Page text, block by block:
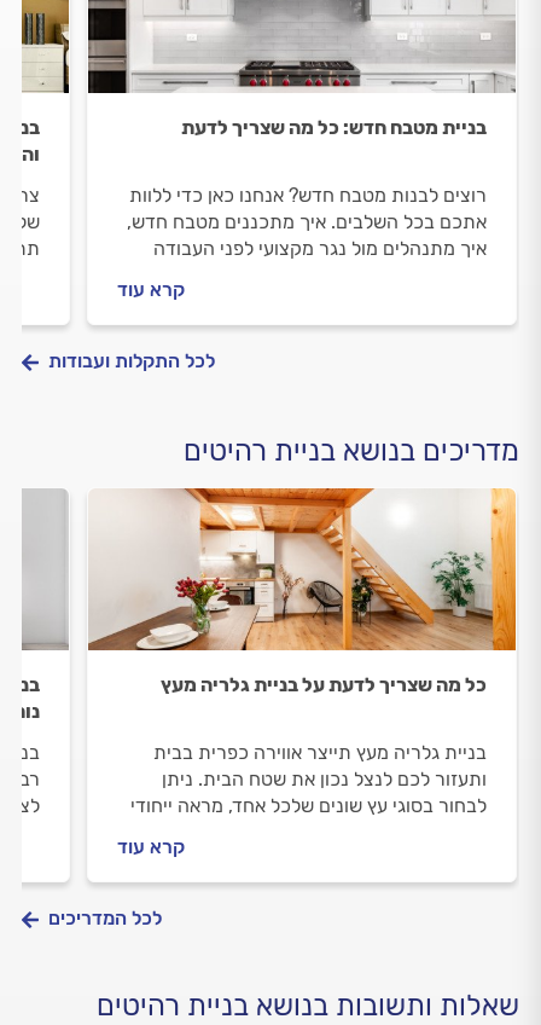
בניית מטבח חדש: כל מה שצריך לדעת
רוצים לבנות מטבח חדש? אנחנו כאן כדי ללוות
אתכם בכל השלבים. איך מתכננים מטבח חדש,
איך מתנהלים מול נגר מקצועי לפני העבודה
קרא עוד
לכל התקלות ועבודות
מדריכים בנושא בניית רהיטים
כל מה שצריך לדעת על בניית גלריה מעץ
בניית גלריה מעץ תייצר אווירה כפרית בבית
ותעזור לכם לנצל נכון את שטח הבית. ניתן
לבחור בסוגי עץ שונים שלכל אחד, מראה ייחודי
איתכם לאורך זמן. כל מה שחשוב לדעת לפני
שבונים גלריה מעץ, במדריך הבא.
קרא עוד
לכל המדריכים
שאלות ותשובות בנושא בניית רהיטים